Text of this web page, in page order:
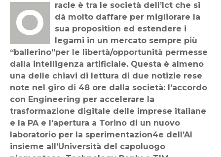
Oracle è tra le società dell’Ict che si
dà molto daffare per migliorare la
sua proposition ed estendere i
legami in un mercato sempre più
“ballerino”per le libertà/opportunità permesse
dalla intelligenza artificiale. Questa è almeno
una delle chiavi di lettura di due notizie rese
note nel giro di 48 ore dalla società: l’accordo
con Engineering per accelerare la
trasformazione digitale delle imprese italiane
e la PA e l’apertura a Torino di un nuovo
laboratorio per la sperimentazion4e dell’AI
insieme all’Università del capoluogo